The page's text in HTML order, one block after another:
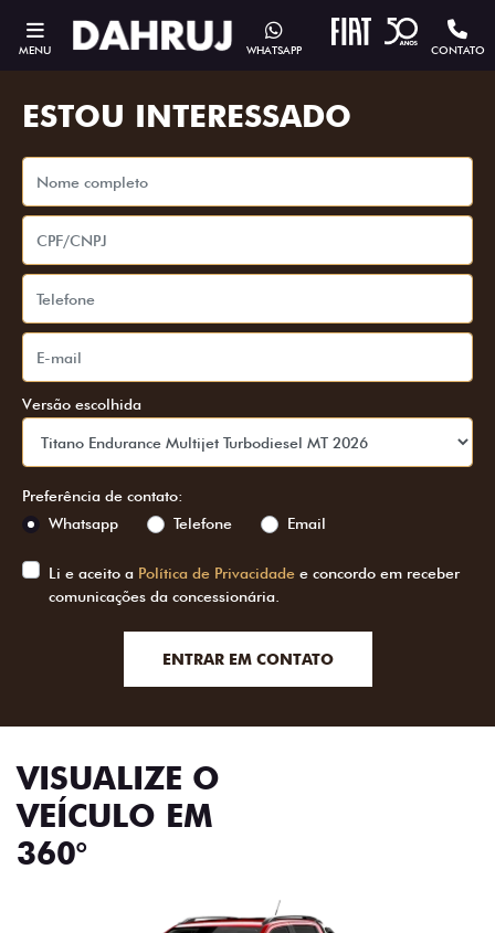
MENU CONTATO
WHATSAPP
ESTOU INTERESSADO
Versão escolhida
Preferência de contato:
Whatsapp
Telefone Email
Li e aceito a Política de Privacidade e concordo em receber
comunicações da concessionária.
ENTRAR EM CONTATO
VISUALIZE O
VEÍCULO EM
360°